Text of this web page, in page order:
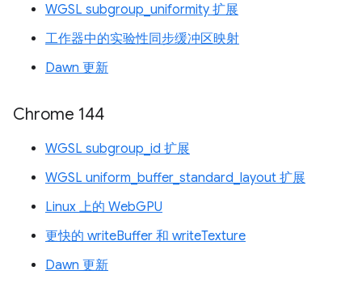
WGSL subgroup_uniformity 扩展
工作器中的实验性同步缓冲区映射
Dawn 更新
Chrome 144
WGSL subgroup_id 扩展
WGSL uniform_buffer_standard_layout 扩展
Linux 上的 WebGPU
更快的 writeBuffer 和 writeTexture
Dawn 更新